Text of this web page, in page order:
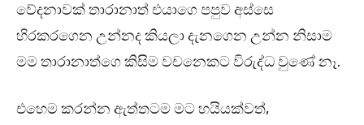
වේදනාවක් තාරානාත් එයාගෙ පපුව අස්සෙ
හිරකරගෙන උන්නද කියලා දැනගෙන උන්න නිසාම
මම තාරානාත්ගෙ කිසිම වචනෙකට විරුද්ධ වුණේ නෑ.
එහෙම කරන්න ඇත්තටම මට හයියක්වත්,